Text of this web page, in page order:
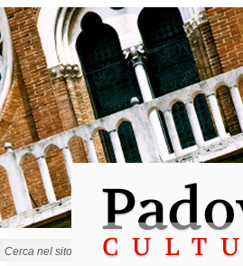
Salta al
contenuto
principale